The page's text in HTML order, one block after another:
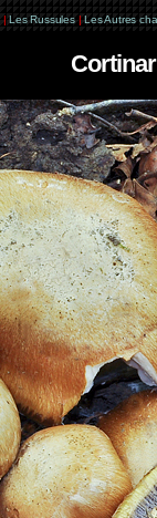
| Les Russules | Les Autres